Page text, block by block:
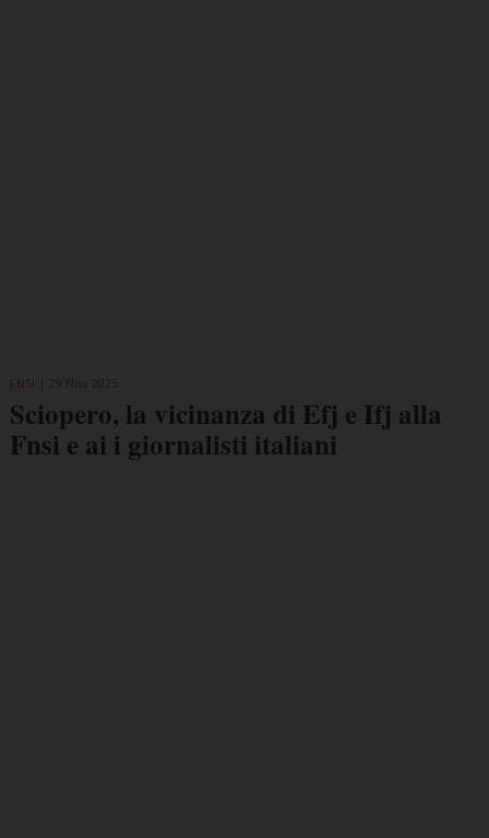
FNSI
Sciopero, la vicinanza di Efj e Ifj alla
Fnsi e ai i giornalisti italiani